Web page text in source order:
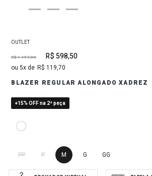
OUTLET
R$ 1.197,00 R$598,50
5 R$ 119,70
BLAZER REGULAR ALONGADO XADREZ
+15% OFF na 2ª peça
PP P M G GG